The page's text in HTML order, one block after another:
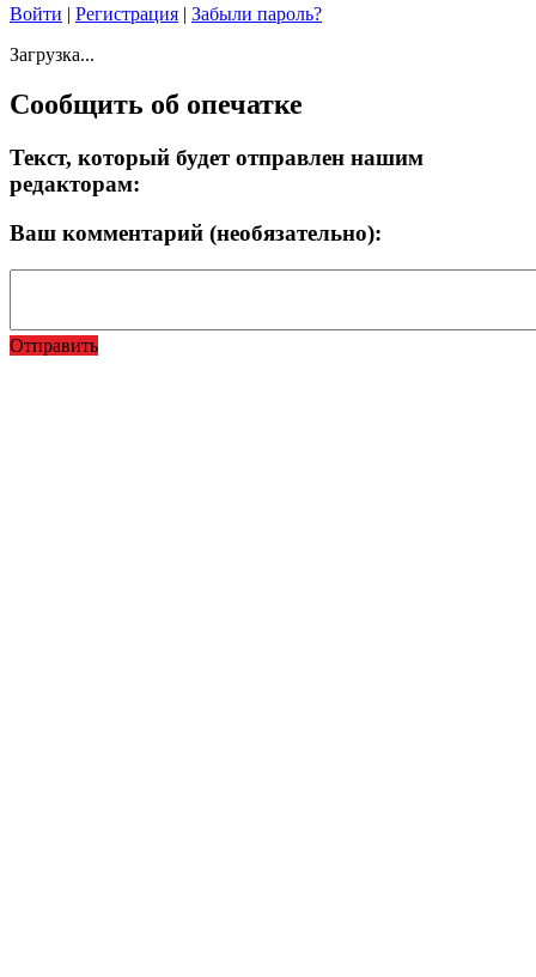
Войти | Регистрация | Забыли пароль?
Загрузка...
Сообщить об опечатке
Текст, который будет отправлен нашим
редакторам:
Ваш комментарий (необязательно):
Отправить